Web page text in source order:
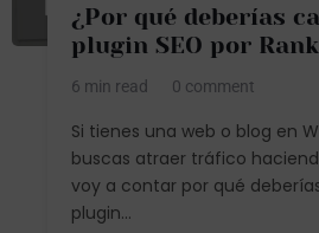
¿Por qué deberías
plugin SEO por
6 min read 0 comment
Si tienes una web o blog en
buscas atraer tráfico
voy a contar por qué
plugin...